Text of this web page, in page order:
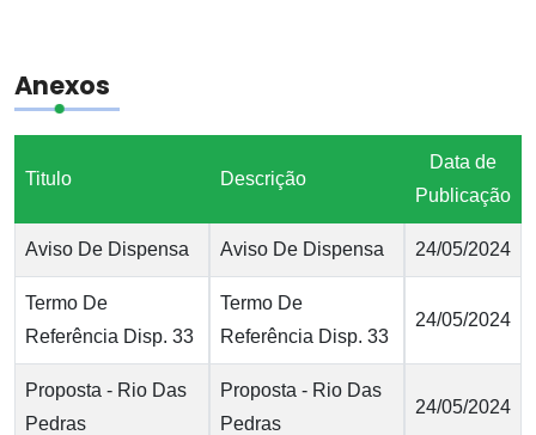
Anexos
Titulo Descrição
Data de
Publicação
Aviso De Dispensa Aviso De Dispensa 24/05/2024
Termo De
Referência Disp. 33
Termo De
Referência Disp. 33
24/05/2024
Proposta - Rio Das
Pedras
Proposta - Rio Das
Pedras
24/05/2024